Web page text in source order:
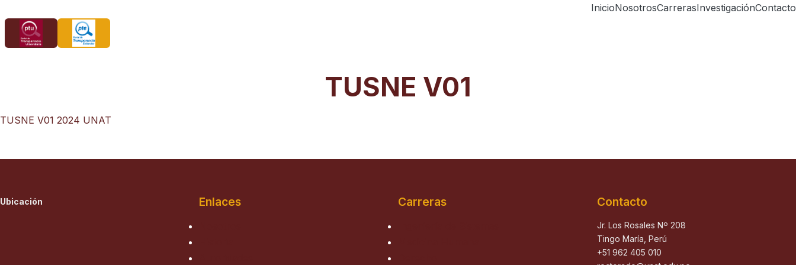
al
contenido
InicioNosotrosCarrerasInvestigaciónContacto
TUSNE V01
TUSNE V01 2024 UNAT
Ubicación Enlaces Carreras Contacto
Jr. Los Rosales Nº 208
Tingo María, Perú
+51 962 405 010